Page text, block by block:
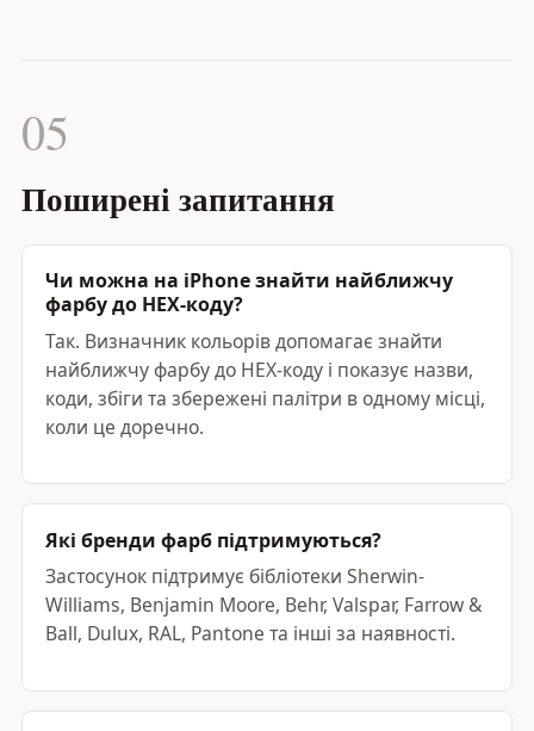
05
Поширені запитання
Чи можна на iPhone знайти найближчу
фарбу до HEX-коду?
Так. Визначник кольорів допомагає знайти
найближчу фарбу до HEX-коду і показує назви,
коди, збіги та збережені палітри в одному місці,
коли це доречно.
Які бренди фарб підтримуються?
Застосунок підтримує бібліотеки Sherwin-
Williams, Benjamin Moore, Behr, Valspar, Farrow &
Ball, Dulux, RAL, Pantone та інші за наявності.